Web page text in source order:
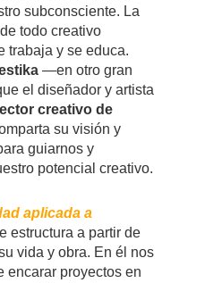
subconsciente. La
todo creativo
trabaja y se educa.
—en otro gran
el diseñador y artista
creativo de
su visión y
guiarnos y
potencial creativo.
aplicada a
estructura a partir de
vida y obra. En él nos
encarar proyectos en